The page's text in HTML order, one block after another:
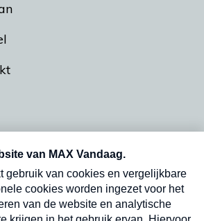
en dinsdagochtend in
Verzend